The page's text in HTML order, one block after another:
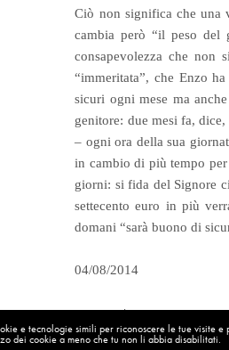
Ciò non significa che una
cambia però “il peso del
consapevolezza che non
“immeritata”, che Enzo
sicuri ogni mese ma
genitore: due mesi fa,
– ogni ora della sua
in cambio di più tempo
giorni: si fida del Signore
settecento euro in più
domani “sarà buono di
04/08/2014
Visualizzazioni: 2.523
e tecnologie simili per riconoscere le tue visite
dei cookie a meno che tu non li abbia disabilitati.